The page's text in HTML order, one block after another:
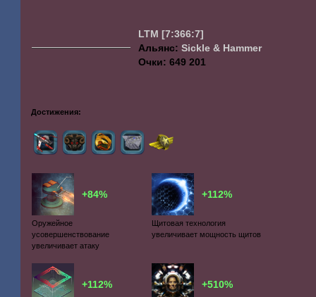
LTM [7:366:7]
Альянс:Sickle & Hammer
Очки: 649 201
Достижения:
+84%
Оружейное
усовершенствование
увеличивает атаку
+112%
Щитовая технология
увеличивает мощность щитов
+112% +510%